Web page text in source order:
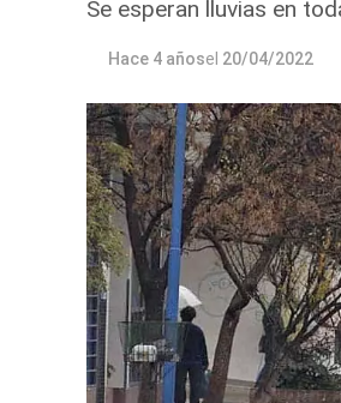
Se esperan lluvias en
Hace 4 añosel 20/04/2022